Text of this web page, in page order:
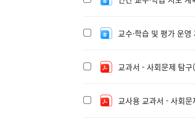
교수·학습 및 평가 운
교과서 - 사회문제 탐구
교사용 교과서 - 사회